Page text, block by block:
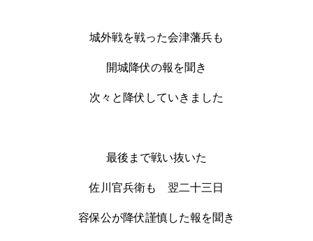
城外戦を戦った会津藩兵も
開城降伏の報を聞き
次々と降伏していきました
最後まで戦い抜いた
佐川官兵衛も 翌二十三日
容保公が降伏謹慎した報を聞き